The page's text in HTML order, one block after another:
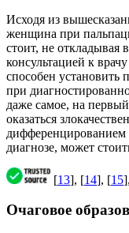
Исходя из
женщина при
стоит, не откладывая
консультацией к
способен установить
при
даже самое, на
оказаться
дифференцированием
диагнозе, может
[13], [14], [15
Очаговое